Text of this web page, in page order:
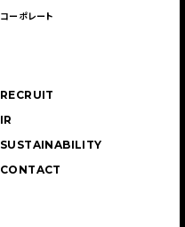
コーポレート
RECRUIT
IR
SUSTAINABILITY
CONTACT